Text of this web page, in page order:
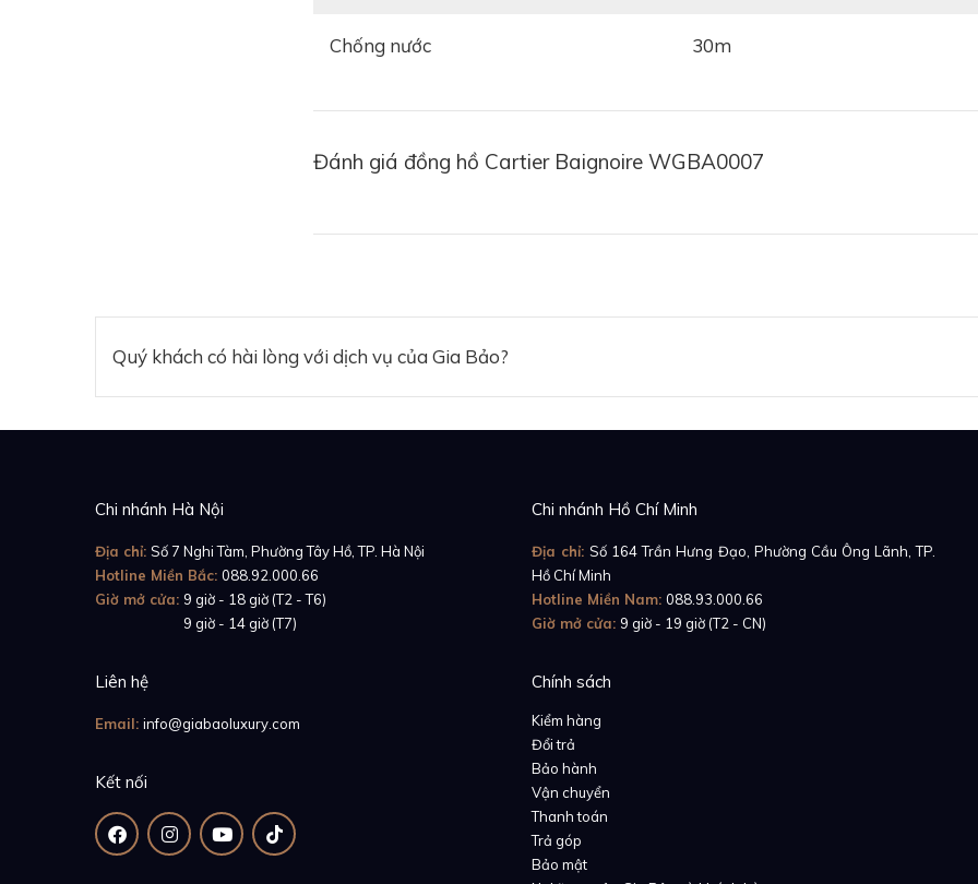
Chống nước 30m
Đánh giá đồng hồ Cartier Baignoire WGBA0007
Quý khách có hài lòng với dịch vụ của Gia Bảo?
Chi nhánh Hà Nội
Địa chỉ: Số 7 Nghi Tàm, Phường Tây Hồ, TP. Hà Nội
Hotline Miền Bắc: 088.92.000.66
Giờ mở cửa: 9 giờ - 18 giờ (T2 - T6)
9 giờ - 14 giờ (T7)
Chi nhánh Hồ Chí Minh
Địa chỉ:Số 164 Trần Hưng Đạo, Phường Cầu Ông Lãnh, TP.
Hồ Chí Minh
Hotline Miền Nam: 088.93.000.66
Giờ mở cửa: 9 giờ - 19 giờ (T2 - CN)
Liên hệ
Email: info@giabaoluxury.com
Kết nối
Chính sách
Kiểm hàng
Đổi trả
Bảo hành
Vận chuyển
Thanh toán
Trả góp
Bảo mật